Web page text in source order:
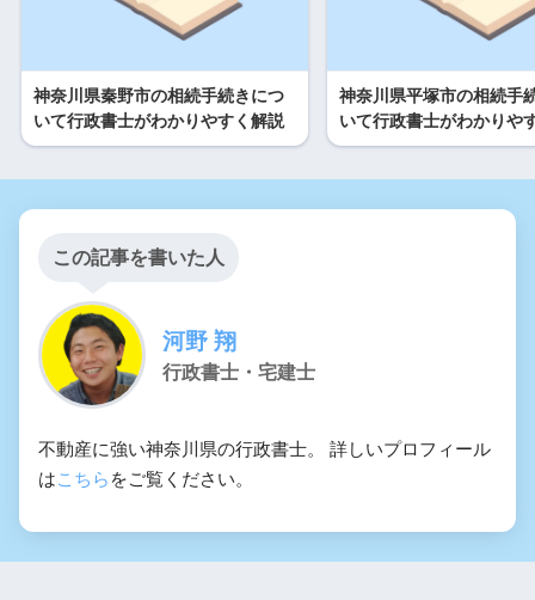
神奈川県秦野市の相続手続きにつ
いて行政書士がわかりやすく解説
神奈川県平塚市の相続手
いて行政書士がわかりや
この記事を書いた人
河野 翔
行政書士・宅建士
不動産に強い神奈川県の行政書士。 詳しいプロフィール
はこちら をご覧ください。